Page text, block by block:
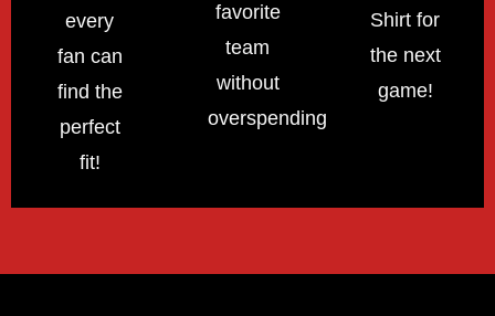
every
fan can
find the
perfect
fit!
favorite
team
without
overspending!
Shirt for
the next
game!